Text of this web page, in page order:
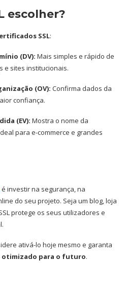
escolher?
SSL:
(DV): Mais simples e rápido de
e sites institucionais.
(OV): Confirma dados da
confiança.
(EV): Mostra o nome da
para e-commerce e grandes
é investir na segurança, na
do seu projeto. Seja um blog, loja
protege os seus utilizadores e
ativá-lo hoje mesmo e garanta
otimizado para o futuro.